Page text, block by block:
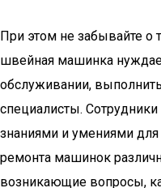
При этом не забывайте о
швейная машинка
обслуживании,
специалисты.
знаниями и умениями для
ремонта машинок
возникающие вопросы,